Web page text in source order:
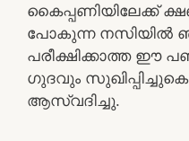
കൈപ്പണിയിലേക്ക്
പോകുന്ന നസിയിൽ
പരീക്ഷിക്കാത്ത ഈ
ഗുദവും
ആസ്വദിച്ചു.